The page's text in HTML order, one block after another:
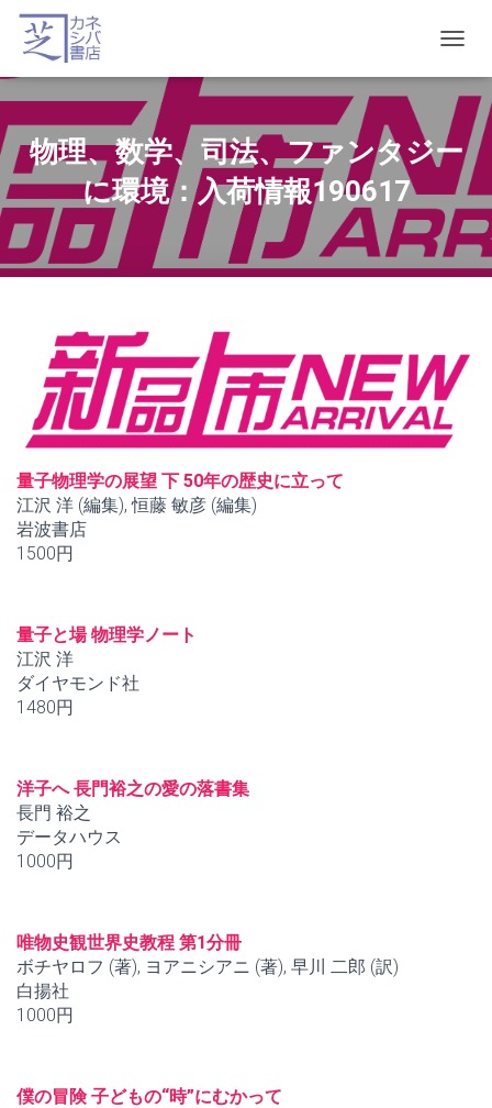
O
G
G
N
V
N
物理、数学、司法、ファンタジー
に環境：入荷情報190617
量子物理学の展望 下 50年の歴史に立って
江沢 洋 (編集), 恒藤 敏彦 (編集)
岩波書店
1500円
量子と場 物理学ノート
江沢 洋
ダイヤモンド社
1480円
洋子へ 長門裕之の愛の落書集
長門 裕之
データハウス
1000円
唯物史観世界史教程 第1分冊
ボチヤロフ (著), ヨアニシアニ (著), 早川 二郎 (訳)
白揚社
1000円
僕の冒険 子どもの“時”にむかって